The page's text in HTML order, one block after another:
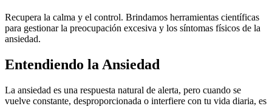
Recupera la calma y el control. Brindamos herramientas científicas
para gestionar la preocupación excesiva y los síntomas físicos de la
ansiedad.
Entendiendo la Ansiedad
La ansiedad es una respuesta natural de alerta, pero cuando se
vuelve constante, desproporcionada o interfiere con tu vida diaria, es